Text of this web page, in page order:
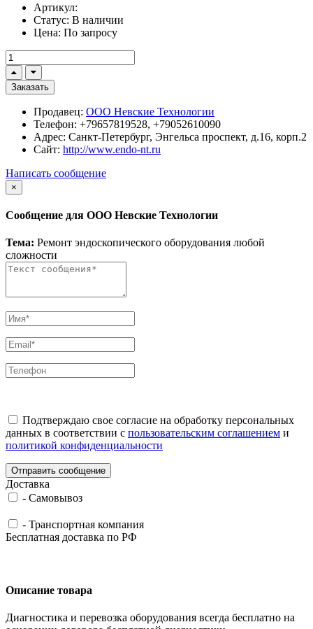
Артикул:
Статус: В наличии
Цена: По запросу
Заказать
Продавец: ООО Невские Технологии
Телефон: +79657819528, +79052610090
Адрес: Санкт-Петербург, Энгельса проспект, д.16, корп.2
Сайт: http://www.endo-nt.ru
Написать сообщение
×
Сообщение для ООО Невские Технологии
Тема: Ремонт эндоскопического оборудования любой
сложности
Подтверждаю свое согласие на обработку персональных
данных в соответствии с пользовательским соглашением и
политикой конфиденциальности
Отправить сообщение
Доставка
- Самовывоз
- Транспортная компания
Бесплатная доставка по РФ
Описание товара
Диагностика и перевозка оборудования всегда бесплатно на